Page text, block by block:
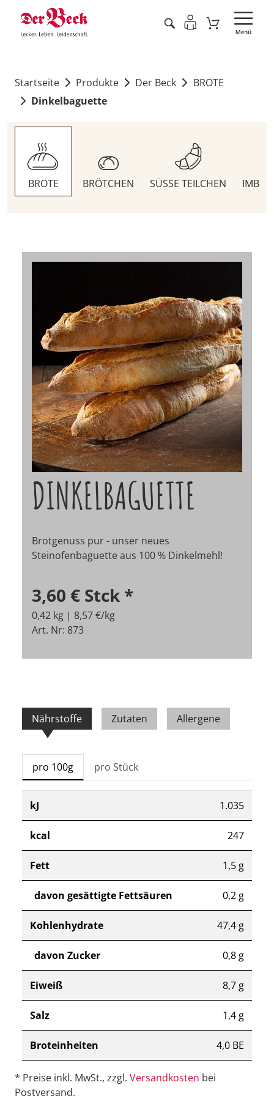
Startseite Produkte Der Beck
BROTE
Dinkelbaguette
BROTE BRÖTCHEN SÜSSE TEILCHEN
DINKELBAGUETTE
Brotgenuss pur - unser neues
Steinofenbaguette aus 100 % Dinkelmehl!
3,60 € Stck *
0,42 kg | 8,57 €/kg
Art. Nr: 873
Nährstoffe Zutaten Allergene
pro 100g pro Stück
kJ 1.035
kcal 247
Fett 1,5 g
davon gesättigte Fettsäuren 0,2 g
Kohlenhydrate 47,4 g
davon Zucker 0,8 g
Eiweiß 8,7 g
Salz 1,4 g
Broteinheiten 4,0 BE
* Preise inkl. MwSt., zzgl. Versandkosten bei
Postversand.